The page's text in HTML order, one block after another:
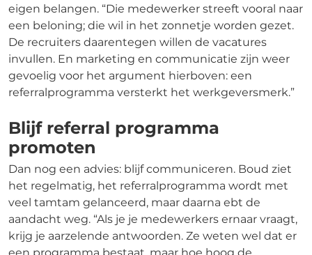
eigen belangen. “Die medewerker streeft vooral naar
een beloning; die wil in het zonnetje worden gezet.
De recruiters daarentegen willen de vacatures
invullen. En marketing en communicatie zijn weer
gevoelig voor het argument hierboven: een
referralprogramma versterkt het werkgeversmerk.”
Blijf referral programma
promoten
Dan nog een advies: blijf communiceren. Boud ziet
het regelmatig, het referralprogramma wordt met
veel tamtam gelanceerd, maar daarna ebt de
aandacht weg. “Als je je medewerkers ernaar vraagt,
krijg je aarzelende antwoorden. Ze weten wel dat er